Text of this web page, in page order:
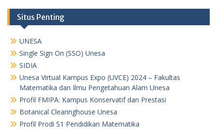
Situs Penting
UNESA
Single Sign On (SSO) Unesa
SIDIA
Unesa Virtual Kampus Expo (UVCE) 2024 – Fakultas
Matematika dan Ilmu Pengetahuan Alam Unesa
Profil FMIPA: Kampus Konservatif dan Prestasi
Botanical Clearinghouse Unesa
Profil Prodi S1 Pendidikan Matematika